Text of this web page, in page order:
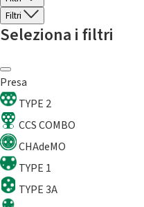
Filtri
Seleziona i filtri
Presa
TYPE 2
CCS COMBO
CHAdeMO
TYPE 1
TYPE 3A